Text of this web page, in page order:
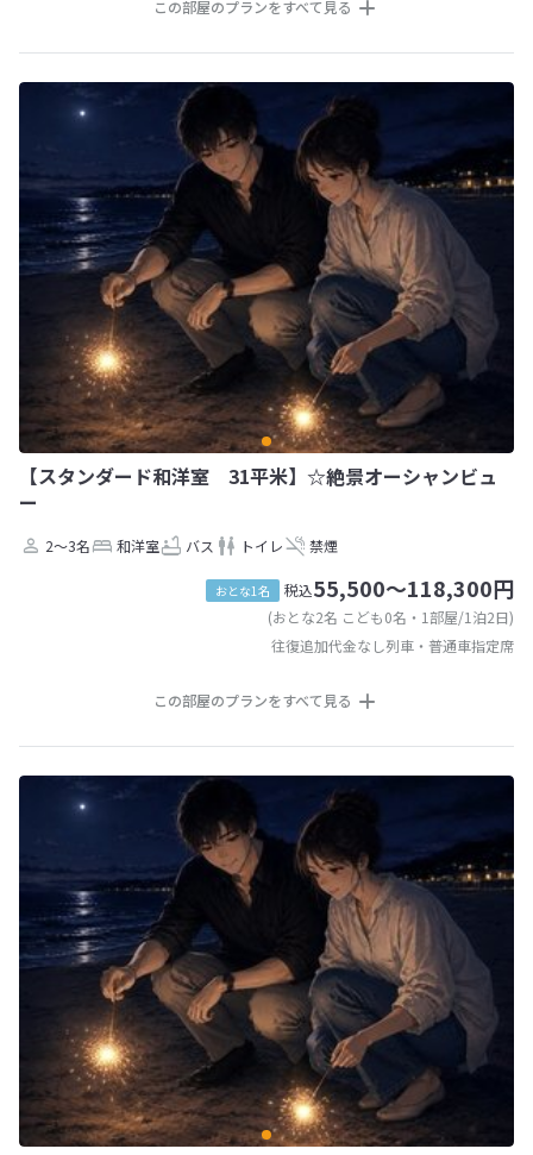
この部屋のプランをすべて見る
【スタンダード和洋室 31平米】☆絶景オーシャンビュ
ー
2～3名 和洋室 バス トイレ 禁煙
おとな1名 税込55,500～118,300円
(おとな2名 こども0名・1部屋/1泊2日)
往復追加代金なし列車・普通車指定席
この部屋のプランをすべて見る